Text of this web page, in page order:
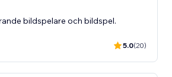
bildspelare och bildspel.
5.0(20)